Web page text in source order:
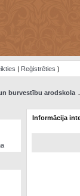
| Reģistrēties )
burvestību arodskola
Informācija